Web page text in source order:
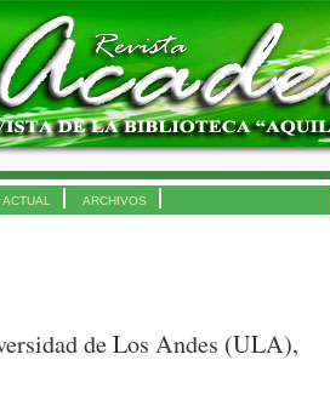
ACTUAL ARCHIVOS
de Los Andes (ULA),